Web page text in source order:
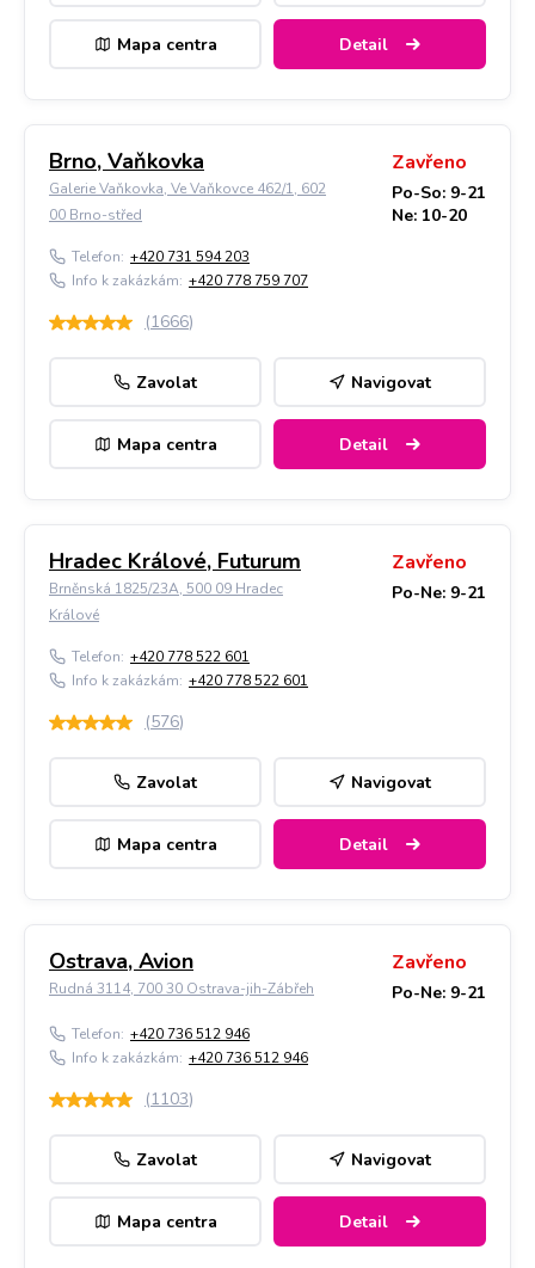
Mapa centra Detail
Brno, Vaňkovka
Galerie Vaňkovka, Ve Vaňkovce 462/1, 602
00 Brno-střed
Zavřeno
Po-So: 9-21
Ne: 10-20
Telefon: +420 731 594 203
Info k zakázkám: +420 778 759 707
(1666)
Zavolat Navigovat
Mapa centra Detail
Hradec Králové, Futurum
Brněnská 1825/23A, 500 09 Hradec
Králové
Zavřeno
Po-Ne: 9-21
Telefon: +420 778 522 601
Info k zakázkám: +420 778 522 601
(576)
Zavolat Navigovat
Mapa centra Detail
Ostrava, Avion
Rudná 3114, 700 30 Ostrava-jih-Zábřeh
Zavřeno
Po-Ne: 9-21
Telefon: +420 736 512 946
Info k zakázkám: +420 736 512 946
(1103)
Zavolat Navigovat
Mapa centra Detail